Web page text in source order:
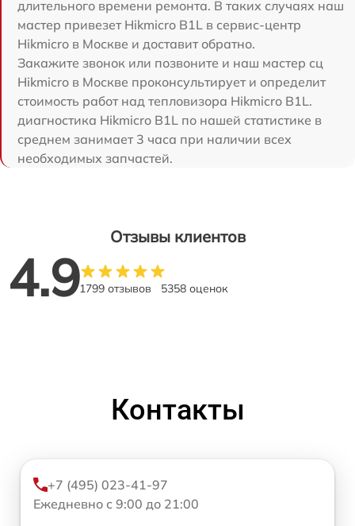
длительного времени ремонта. В таких случаях наш
мастер привезет Hikmicro B1L в сервис-центр
Hikmicro в Москве и доставит обратно.
Закажите звонок или позвоните и наш мастер сц
Hikmicro в Москве проконсультирует и определит
стоимость работ над тепловизора Hikmicro B1L.
диагностика Hikmicro B1L по нашей статистике в
среднем занимает 3 часа при наличии всех
необходимых запчастей.
Отзывы клиентов
4.91799 отзывов 5358 оценок
Контакты
+7 (495) 023-41-97
Ежедневно с 9:00 до 21:00